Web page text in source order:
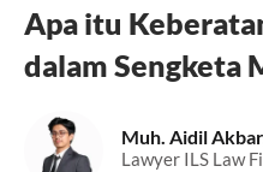
Apa itu
dalam Sengketa
Muh. Aidil
Lawyer ILS Law